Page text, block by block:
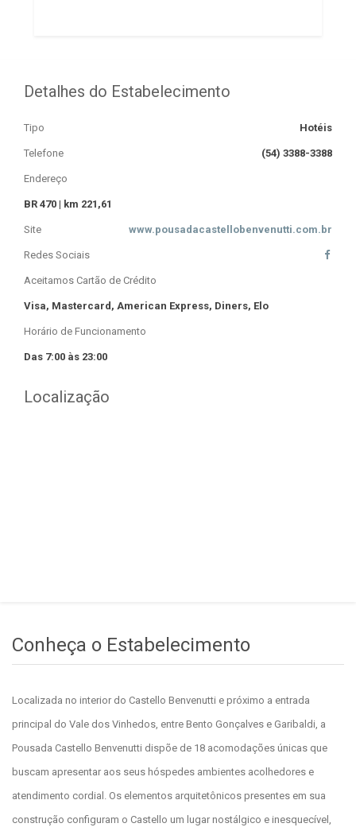
Detalhes do Estabelecimento
Tipo Hotéis
Telefone (54) 3388-3388
Endereço
BR 470 | km 221,61
Site www.pousadacastellobenvenutti.com.br
Redes Sociais
Aceitamos Cartão de Crédito
Visa, Mastercard, American Express, Diners, Elo
Horário de Funcionamento
Das 7:00 às 23:00
Localização
Conheça o Estabelecimento
Localizada no interior do Castello Benvenutti e próximo a entrada
principal do Vale dos Vinhedos, entre Bento Gonçalves e Garibaldi, a
Pousada Castello Benvenutti dispõe de 18 acomodações únicas que
buscam apresentar aos seus hóspedes ambientes acolhedores e
atendimento cordial. Os elementos arquitetônicos presentes em sua
construção configuram o Castello um lugar nostálgico e inesquecível,